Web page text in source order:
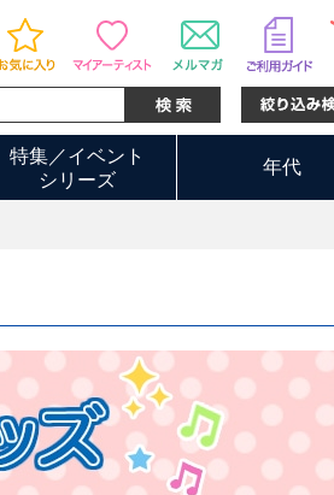
特集／イベント
シリーズ
年代